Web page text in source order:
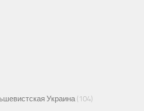
Украина(104)